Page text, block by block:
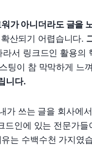
가 아니더라도 글을
산되기 어렵습니다.
라서 링크드인 활용의
팅이 참 막막하게 느
니다.
가 쓰는 글을 회사에
드인에 있는 전문가들
는 수백수천 가지였